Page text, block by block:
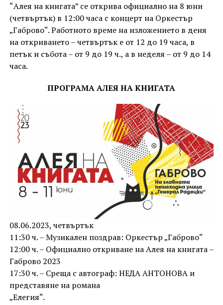
“Алея на книгата” се открива официално на 8 юни
(четвъртък) в 12:00 часа с концерт на Оркестър
„Габрово“. Работното време на изложението в деня
на откриването – четвъртък е от 12 до 19 часа, в
петък и събота – от 9 до 19 ч., а в неделя – от 9 до 14
часа.
ПРОГРАМА АЛЕЯ НА КНИГАТА
08.06.2023, четвъртък
11:30 ч. – Музикален поздрав: Оркестър „Габрово“
12:00 ч. – Официално откриване на Алея на книгата –
Габрово 2023
17:30 ч. – Среща с автограф: НЕДА АНТОНОВА и
представяне на романа
„Елегия“.